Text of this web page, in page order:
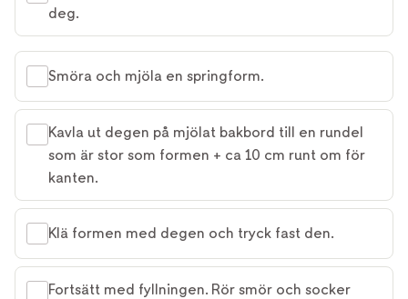
deg.
Smöra och mjöla en springform.
Kavla ut degen på mjölat bakbord till en rundel
som är stor som formen + ca 10 cm runt om för
kanten.
Klä formen med degen och tryck fast den.
Fortsätt med fyllningen. Rör smör och socker